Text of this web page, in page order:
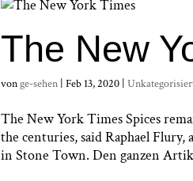
The New
vonge-sehen |Feb 13, 2020 |
The New York Times Spices
the centuries, said Raphael
in Stone Town. Den ganzen